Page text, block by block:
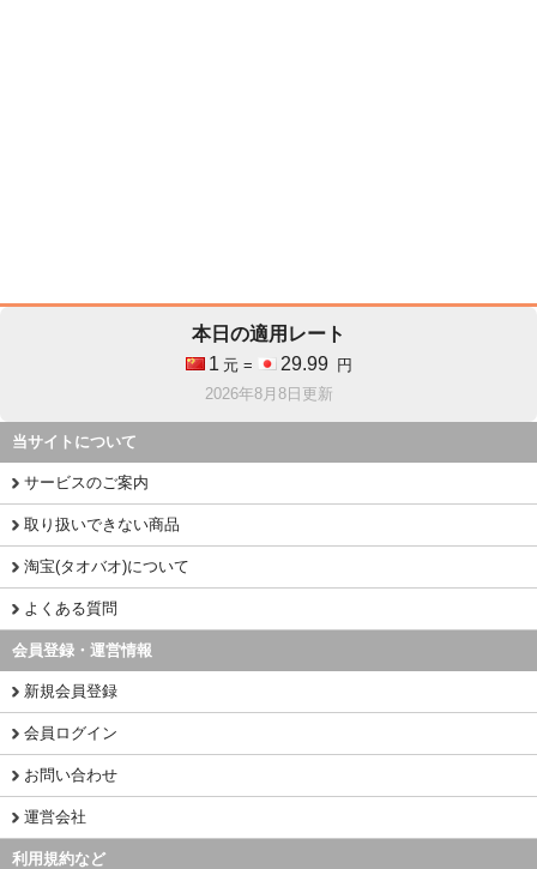
本日の適用レート
1 元 = 29.99
円
2026年8月8日更新
当サイトについて
サービスのご案内
取り扱いできない商品
淘宝(タオバオ)について
よくある質問
会員登録・運営情報
新規会員登録
会員ログイン
お問い合わせ
運営会社
利用規約など